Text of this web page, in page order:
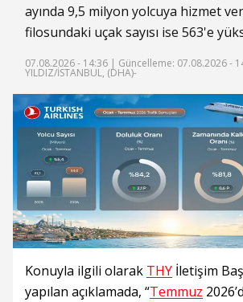
ayında 9,5 milyon yolcuya hizmet
filosundaki uçak sayısı ise 563'e
07.08.2026 - 14:36 | Güncelleme: 07.08.2026 -
YILDIZ/İSTANBUL, (DHA)-
Konuyla ilgili olarak THY İletişim
yapılan açıklamada, “Temmuz